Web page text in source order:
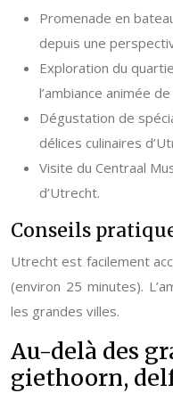
Promenade en
depuis une
Exploration du
l’ambiance animée
Dégustation de
délices culinaires
Visite du Centraal
d’Utrecht.
Conseils
Utrecht est facilement
(environ 25 minutes).
les grandes villes.
Au-delà des
giethoorn,